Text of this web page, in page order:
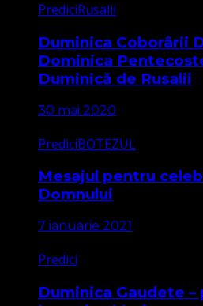
PrediciRusalii
Duminica Coborârii
Dominica
Duminică de Rusalii
30 mai 2020
PrediciBOTEZUL
Mesajul pentru
Domnului
7 ianuarie 2021
Predici
Duminica Gaudete –